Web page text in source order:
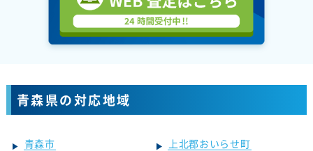
青森県の対応地域
青森市
上北郡おいらせ町